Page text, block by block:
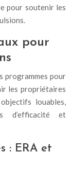
pour soutenir les
pour
programmes pour
les propriétaires
louables,
d’efficacité et
: ERA et